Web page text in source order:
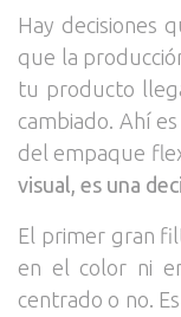
Hay decisiones
que la
tu producto
cambiado. Ahí
del empaque
visual, es una
El primer gran
en el color ni
centrado o no.